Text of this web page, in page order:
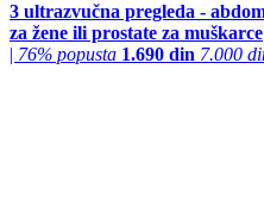
3 ultrazvučna pregleda -
za žene ili prostate za muškarce
| 76% popusta 1.690 din 7.000